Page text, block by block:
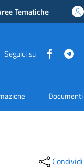
Tematiche
Seguici su
Condividi